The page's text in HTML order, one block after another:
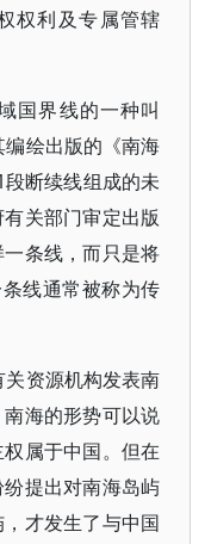
权利及专属管辖
国界线的一种叫
绘出版的《南海
断续线组成的未
关部门审定出版
条线，而只是将
线通常被称为传
资源机构发表南
海的形势可以说
属于中国。但在
提出对南海岛屿
才发生了与中国